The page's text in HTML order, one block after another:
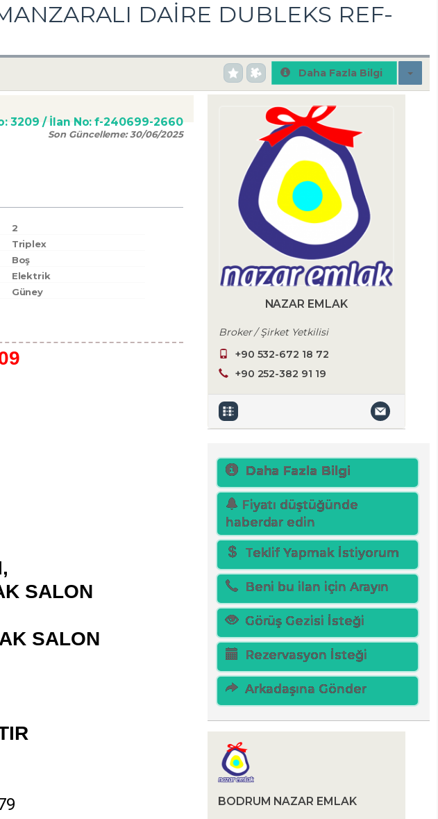
DAİRE DUBLEKS REF-
Daha Fazla Bilgi
3209 / İlan No:f-240699-2660
Son Güncelleme:30/06/2025
2
Triplex
Boş
Elektrik
Güney
SALON
SALON
NAZAR EMLAK
Broker / Şirket Yetkilisi
+90 532-672 18 72
+90 252-382 91 19
Daha Fazla Bilgi
Fiyatı düştüğünde
haberdar edin
Teklif Yapmak İstiyorum
Beni bu ilan için Arayın
Görüş Gezisi İsteği
Rezervasyon İsteği
Arkadaşına Gönder
BODRUM NAZAR EMLAK